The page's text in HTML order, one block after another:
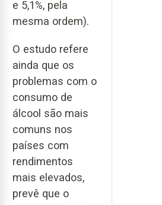
e 5,1%, pela
mesma ordem).
O estudo refere
ainda que os
problemas com o
consumo de
álcool são mais
comuns nos
países com
rendimentos
mais elevados,
prevê que o